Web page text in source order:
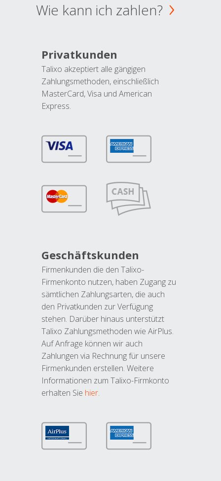
Wie kann ich zahlen?
Privatkunden
Talixo akzeptiert alle gängigen
Zahlungsmethoden, einschließlich
MasterCard, Visa und American
Express.
Geschäftskunden
Firmenkunden die den Talixo-
Firmenkonto nutzen, haben Zugang zu
sämtlichen Zahlungsarten, die auch
den Privatkunden zur Verfügung
stehen. Darüber hinaus unterstützt
Talixo Zahlungsmethoden wie AirPlus.
Auf Anfrage können wir auch
Zahlungen via Rechnung für unsere
Firmenkunden erstellen. Weitere
Informationen zum Talixo-Firmkonto
erhalten Sie hier.